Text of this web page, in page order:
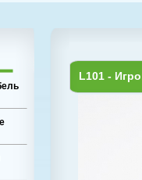
L101 -